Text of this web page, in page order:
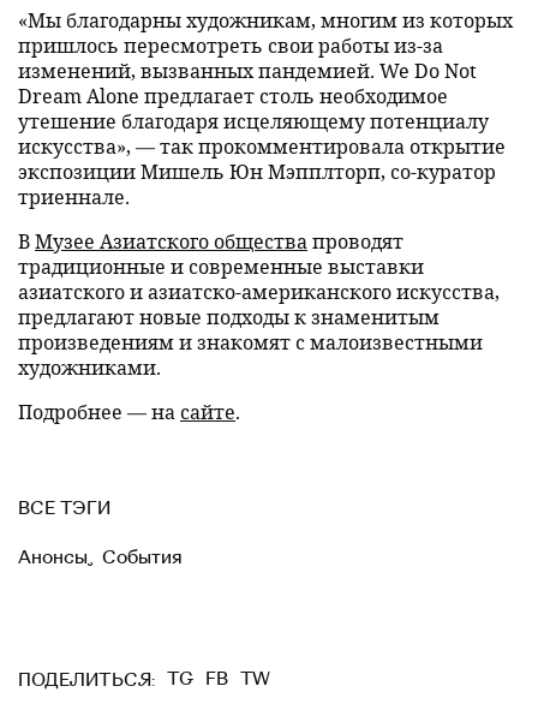
«Мы благодарны художникам, многим из которых
пришлось пересмотреть свои работы из-за
изменений, вызванных пандемией. We Do Not
Dream Alone предлагает столь необходимое
утешение благодаря исцеляющему потенциалу
искусства», — так прокомментировала открытие
экспозиции Мишель Юн Мэпплторп, со-куратор
триеннале.
ВМузее Азиатского обществапроводят
традиционные и современные выставки
азиатского и азиатско-американского искусства,
предлагают новые подходы к знаменитым
произведениям и знакомят с малоизвестными
художниками.
Подробнее — на сайте.
ВСЕ ТЭГИ
Анонсы, События
ПОДЕЛИТЬСЯ: TG FB TW